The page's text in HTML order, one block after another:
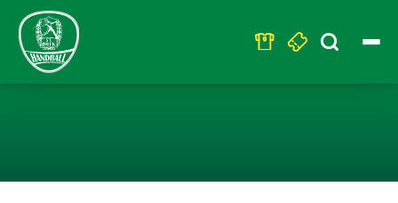
Search
for: